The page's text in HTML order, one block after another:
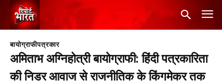
बायोग्राफीपत्रकार
अमिताभ अग्निहोत्री बायोग्राफी: हिंदी पत्रकारिता
की निडर आवाज से राजनीतिक के किंगमेकर तक